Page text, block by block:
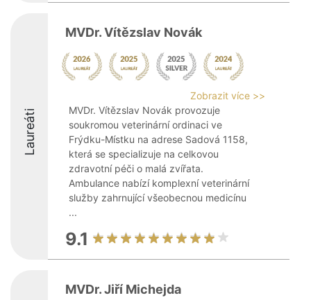
Laureáti
MVDr. Vítězslav Novák
Zobrazit více >>
MVDr. Vítězslav Novák provozuje
soukromou veterinární ordinaci ve
Frýdku-Místku na adrese Sadová 1158,
která se specializuje na celkovou
zdravotní péči o malá zvířata.
Ambulance nabízí komplexní veterinární
služby zahrnující všeobecnou medicínu
...
9.1
MVDr. Jiří Michejda